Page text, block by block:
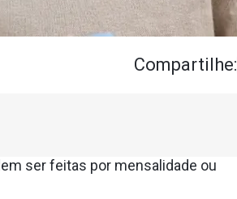
Compartilhe:
ser feitas por mensalidade ou